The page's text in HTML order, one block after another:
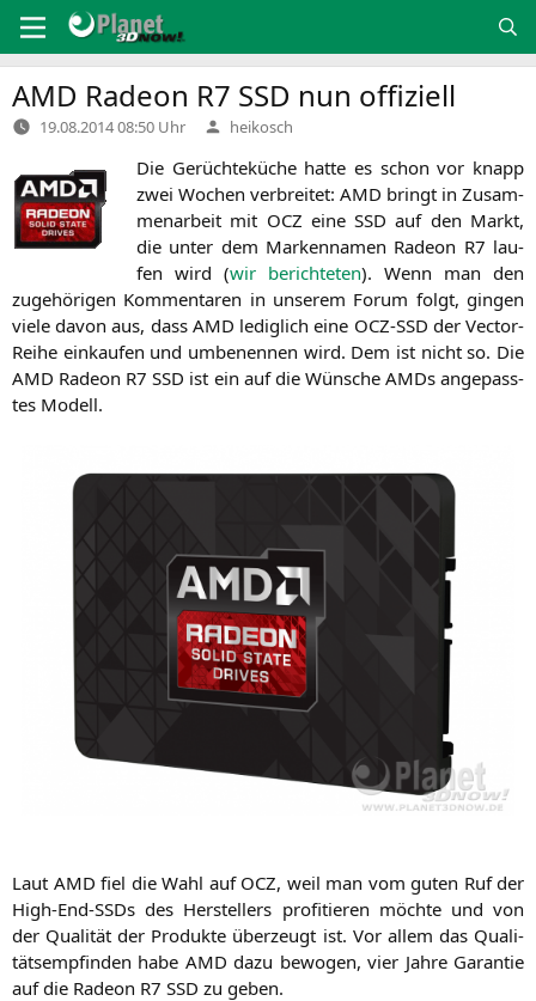
Inhalt
springen
AMD Radeon R7 SSD nun offiziell
19.08.2014 08:50 Uhr Verfasst
von
heikosch
Die Gerüch­te­kü­che hat­te es schon vor knapp
zwei Wochen ver­brei­tet: AMD bringt in Zusam­
men­ar­beit mit OCZ eineSSD auf den Markt,
die unter dem Mar­ken­na­men Rade­on R7 lau­
fen wird (wir berich­te­ten). Wenn man den
zuge­hö­ri­gen Kom­men­ta­ren in unse­rem Forum folgt, gin­gen
vie­le davon aus, dass AMD ledig­lich eine OCZ-SSD der Vec­tor-
Rei­he ein­kau­fen und umbe­nen­nen wird. Dem ist nicht so. Die
AMD Rade­on R7 SSD ist ein auf die Wün­sche AMDs ange­pass­
tes Modell.
Laut AMD fiel die Wahl auf OCZ, weil man vom guten Ruf der
High-End-SSDs des Her­stel­lers pro­fi­tie­ren möch­te und von
der Qua­li­tät der Pro­duk­te über­zeugt ist. Vor allem das Qua­li­
täts­emp­fin­den habe AMD dazu bewo­gen, vier Jah­re Garan­tie
auf die Rade­on R7 SSD zu geben.